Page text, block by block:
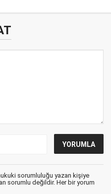
sorumluluğu yazan kişiye
sorumlu değildir. Her bir yorum